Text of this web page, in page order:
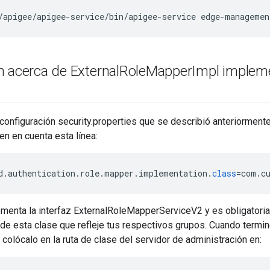
apigee-service/bin/apigee-service edge-
de External RoleMapperImpl
security.properties que se describió
en cuenta esta línea:
.authentication . role.mapper . implementation .class=com .
la interfaz ExternalRoleMapperServiceV2 y es
esta clase que refleje tus respectivos grupos. Cuando
colócalo en la ruta de clase del servidor de administración en: